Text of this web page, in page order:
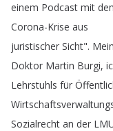
einem Podcast mit
Corona-Krise aus
juristischer Sicht". Mein
Doktor Martin Burgi,
Lehrstuhls für
Sozialrecht an der